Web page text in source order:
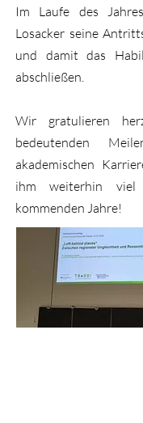
Im Laufe des
Losacker seine
und damit das
abschließen.
Wir gratulieren
bedeutenden
akademischen
ihm weiterhin
kommenden Jahre!